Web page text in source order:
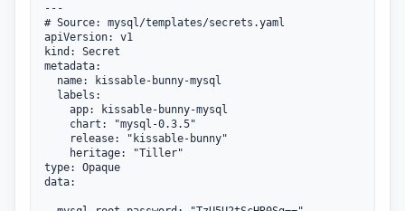
---
# Source: mysql/templates/secrets.yaml
apiVersion: v1
kind: Secret
metadata:
type: Opaque
data: